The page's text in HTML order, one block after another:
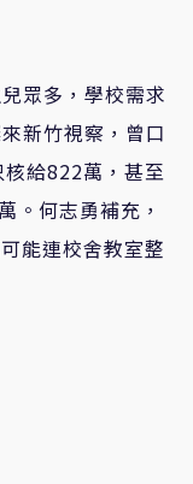
眾多，學校需求
新竹視察，曾口
給822萬，甚至
萬。何志勇補充，
能連校舍教室整